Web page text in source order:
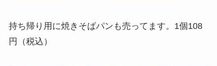
持ち帰り用に焼きそばパンも売ってます。1個108
円（税込）